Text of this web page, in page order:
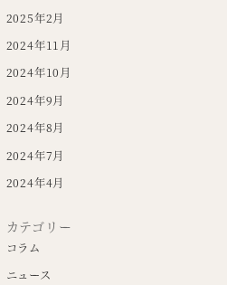
2025年2月
2024年11月
2024年10月
2024年9月
2024年8月
2024年7月
2024年4月
カテゴリー
コラム
ニュース